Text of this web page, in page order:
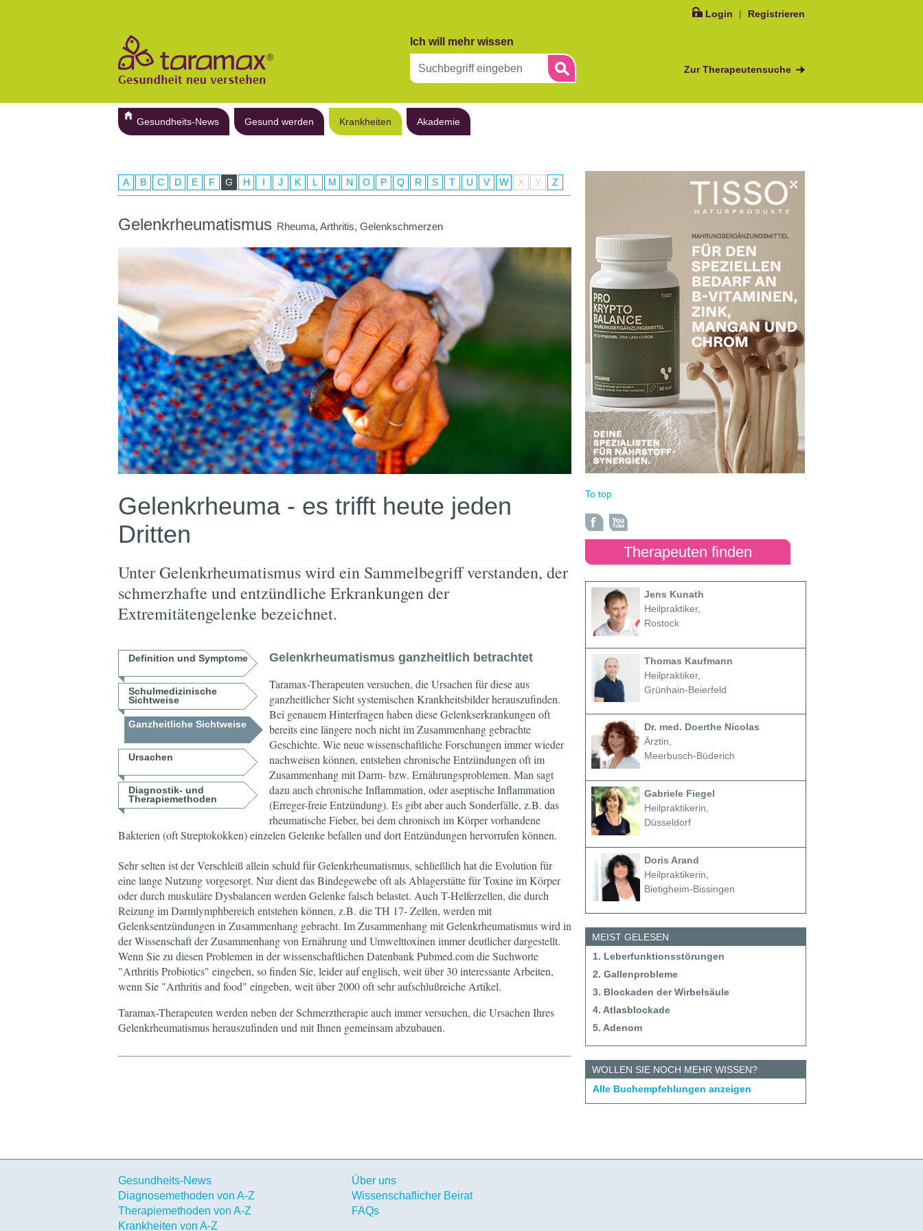
Login | Registrieren
Ich will mehr wissen
Zur Therapeutensuche
Gesundheits-News Gesund werden Krankheiten Akademie
A B C D E F G H I J K L M N O P Q R S T U V W X Y Z
Gelenkrheumatismus Rheuma, Arthritis, Gelenkschmerzen
Gelenkrheuma - es trifft heute jeden
Dritten
Unter Gelenkrheumatismus wird ein Sammelbegriff verstanden, der
schmerzhafte und entzündliche Erkrankungen der
Extremitätengelenke bezeichnet.
Definition und Symptome
Schulmedizinische
Sichtweise
Ganzheitliche Sichtweise
Ursachen
Diagnostik- und
Therapiemethoden
Gelenkrheumatismus ganzheitlich betrachtet
Taramax-Therapeuten versuchen, die Ursachen für diese aus
ganzheitlicher Sicht systemischen Krankheitsbilder herauszufinden.
Bei genauem Hinterfragen haben diese Gelenkserkrankungen oft
bereits eine längere noch nicht im Zusammenhang gebrachte
Geschichte. Wie neue wissenschaftliche Forschungen immer wieder
nachweisen können, entstehen chronische Entzündungen oft im
Zusammenhang mit Darm- bzw. Ernährungsproblemen. Man sagt
dazu auch chronische Inflammation, oder aseptische Inflammation
(Erreger-freie Entzündung). Es gibt aber auch Sonderfälle, z.B. das
rheumatische Fieber, bei dem chronisch im Körper vorhandene
Bakterien (oft Streptokokken) einzelen Gelenke befallen und dort Entzündungen hervorrufen können.
Sehr selten ist der Verschleiß allein schuld für Gelenkrheumatismus, schließlich hat die Evolution für
eine lange Nutzung vorgesorgt. Nur dient das Bindegewebe oft als Ablagerstätte für Toxine im Körper
oder durch muskuläre Dysbalancen werden Gelenke falsch belastet. Auch T-Helferzellen, die durch
Reizung im Darmlymphbereich entstehen können, z.B. die TH 17- Zellen, werden mit
Gelenksentzündungen in Zusammenhang gebracht. Im Zusammenhang mit Gelenkrheumatismus wird in
der Wissenschaft der Zusammenhang von Ernährung und Umwelttoxinen immer deutlicher dargestellt.
Wenn Sie zu diesen Problemen in der wissenschaftlichen Datenbank Pubmed.com die Suchworte
"Arthritis Probiotics" eingeben, so finden Sie, leider auf englisch, weit über 30 interessante Arbeiten,
wenn Sie "Arthritis and food" eingeben, weit über 2000 oft sehr aufschlußreiche Artikel.
Taramax-Therapeuten werden neben der Schmerztherapie auch immer versuchen, die Ursachen Ihres
Gelenkrheumatismus herauszufinden und mit Ihnen gemeinsam abzubauen.
To top
Therapeuten finden
Jens Kunath
Heilpraktiker,
Rostock
Thomas Kaufmann
Heilpraktiker,
Grünhain-Beierfeld
Dr. med. Doerthe Nicolas
Ärztin,
Meerbusch-Büderich
Gabriele Fiegel
Heilpraktikerin,
Düsseldorf
Doris Arand
Heilpraktikerin,
Bietigheim-Bissingen
MEIST GELESEN
1. Leberfunktionsstörungen
2. Gallenprobleme
3. Blockaden der Wirbelsäule
4. Atlasblockade
5. Adenom
WOLLEN SIE NOCH MEHR WISSEN?
Alle Buchempfehlungen anzeigen
Gesundheits-News
Diagnosemethoden von A-Z
Therapiemethoden von A-Z
Krankheiten von A-Z
Über uns
Wissenschaflicher Beirat
FAQs